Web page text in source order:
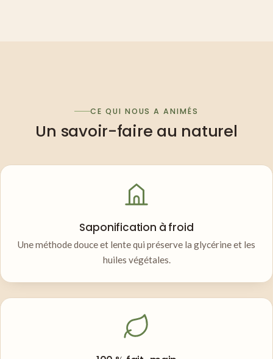
CE QUI NOUS A ANIMÉS
Un savoir-faire au naturel
Saponification à froid
Une méthode douce et lente qui préserve la glycérine et les
huiles végétales.